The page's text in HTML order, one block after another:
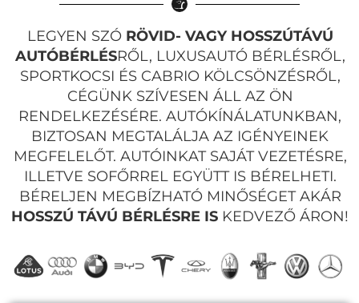
LEGYEN SZÓ RÖVID- VAGY HOSSZÚTÁVÚ
AUTÓBÉRLÉSRŐL, LUXUSAUTÓ BÉRLÉSRŐL,
SPORTKOCSI ÉS CABRIO KÖLCSÖNZÉSRŐL,
CÉGÜNK SZÍVESEN ÁLL AZ ÖN
RENDELKEZÉSÉRE. AUTÓKÍNÁLATUNKBAN,
BIZTOSAN MEGTALÁLJA AZ IGÉNYEINEK
MEGFELELŐT. AUTÓINKAT SAJÁT VEZETÉSRE,
ILLETVE SOFŐRREL EGYÜTT IS BÉRELHETI.
BÉRELJEN MEGBÍZHATÓ MINŐSÉGET AKÁR
HOSSZÚ TÁVÚ BÉRLÉSRE IS KEDVEZŐ ÁRON!